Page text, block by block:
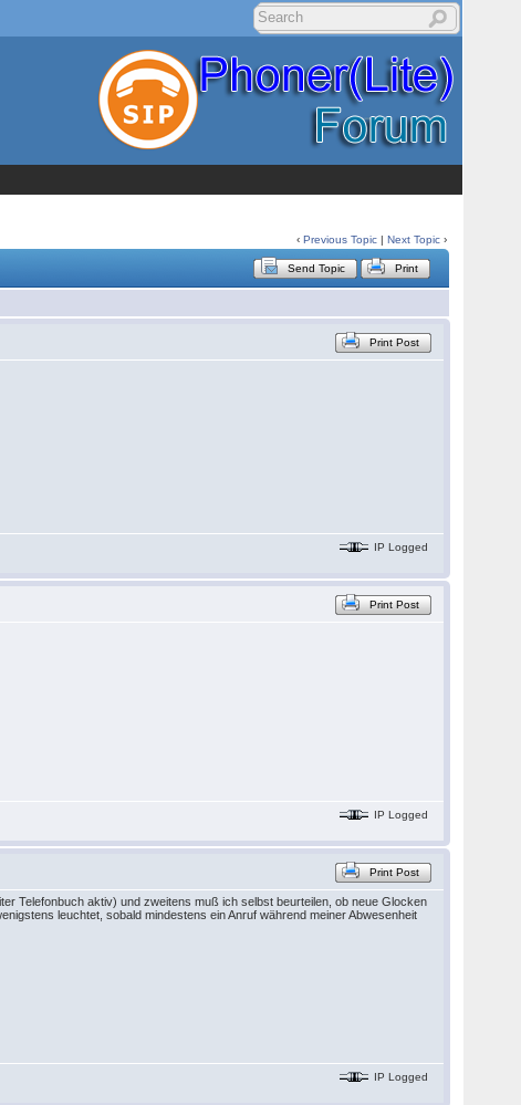
‹Previous Topic |Next Topic ›
Send Topic Print
Print Post
IP Logged
Print Post
IP Logged
Print Post
Telefonbuch aktiv) und zweitens muß ich selbst beurteilen, ob neue Glocken
leuchtet, sobald mindestens ein Anruf während meiner Abwesenheit
IP Logged